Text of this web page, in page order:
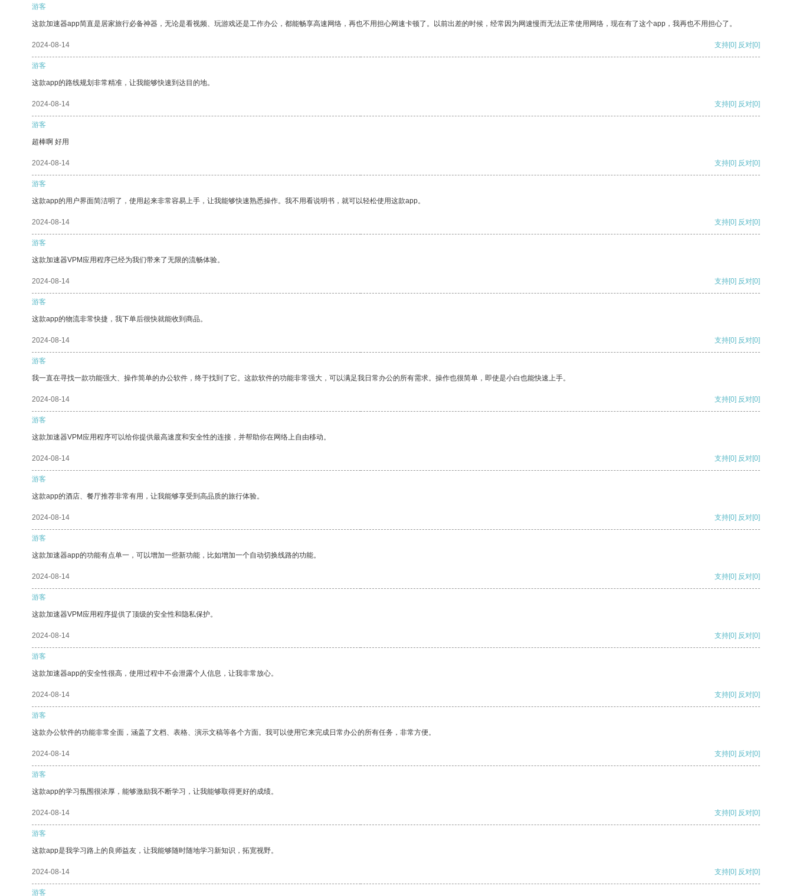
游客
这款加速器app简直是居家旅行必备神器，无论是看视频、玩游戏还是工作办公，都能畅享高速网络，再也不用担心网速卡顿了。以前出差的时候，经常因为网速慢而无法正常使用网络，现在有了这个app，我再也不用担心了。
2024-08-14 支持[0] 反对[0]
游客
这款app的路线规划非常精准，让我能够快速到达目的地。
2024-08-14 支持[0] 反对[0]
游客
超棒啊 好用
2024-08-14 支持[0] 反对[0]
游客
这款app的用户界面简洁明了，使用起来非常容易上手，让我能够快速熟悉操作。我不用看说明书，就可以轻松使用这款app。
2024-08-14 支持[0] 反对[0]
游客
这款加速器VPM应用程序已经为我们带来了无限的流畅体验。
2024-08-14 支持[0] 反对[0]
游客
这款app的物流非常快捷，我下单后很快就能收到商品。
2024-08-14 支持[0] 反对[0]
游客
我一直在寻找一款功能强大、操作简单的办公软件，终于找到了它。这款软件的功能非常强大，可以满足我日常办公的所有需求。操作也很简单，即使是小白也能快速上手。
2024-08-14 支持[0] 反对[0]
游客
这款加速器VPM应用程序可以给你提供最高速度和安全性的连接，并帮助你在网络上自由移动。
2024-08-14 支持[0] 反对[0]
游客
这款app的酒店、餐厅推荐非常有用，让我能够享受到高品质的旅行体验。
2024-08-14 支持[0] 反对[0]
游客
这款加速器app的功能有点单一，可以增加一些新功能，比如增加一个自动切换线路的功能。
2024-08-14 支持[0] 反对[0]
游客
这款加速器VPM应用程序提供了顶级的安全性和隐私保护。
2024-08-14 支持[0] 反对[0]
游客
这款加速器app的安全性很高，使用过程中不会泄露个人信息，让我非常放心。
2024-08-14 支持[0] 反对[0]
游客
这款办公软件的功能非常全面，涵盖了文档、表格、演示文稿等各个方面。我可以使用它来完成日常办公的所有任务，非常方便。
2024-08-14 支持[0] 反对[0]
游客
这款app的学习氛围很浓厚，能够激励我不断学习，让我能够取得更好的成绩。
2024-08-14 支持[0] 反对[0]
游客
这款app是我学习路上的良师益友，让我能够随时随地学习新知识，拓宽视野。
2024-08-14 支持[0] 反对[0]
游客